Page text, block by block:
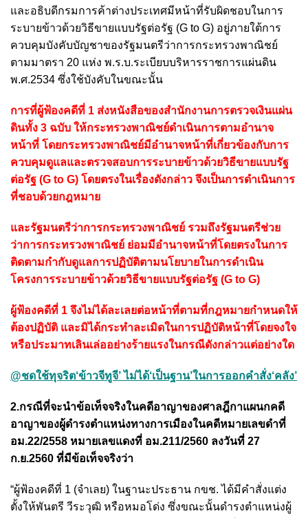
และอธิบดีกรมการค้าต่างประเทศมีหน้าที่รับผิดชอบในการ
ระบายข้าวด้วยวิธีขายแบบรัฐต่อรัฐ (G to G) อยู่ภายใต้การ
ควบคุมบังคับบัญชาของรัฐมนตรีว่าการกระทรวงพาณิชย์
ตามมาตรา 20 แห่ง พ.ร.บ.ระเบียบบริหารราชการแผ่นดิน
พ.ศ.2534 ซึ่งใช้บังคับในขณะนั้น
การที่ผู้ฟ้องคดีที่ 1 ส่งหนังสือของสำนักงานการตรวจเงินแผ่น
ดินทั้ง 3 ฉบับ ให้กระทรวงพาณิชย์ดำเนินการตามอำนาจ
หน้าที่ โดยกระทรวงพาณิชย์มีอำนาจหน้าที่เกี่ยวข้องกับการ
ควบคุมดูแลและตรวจสอบการระบายข้าวด้วยวิธีขายแบบรัฐ
ต่อรัฐ (G to G) โดยตรงในเรื่องดังกล่าว จึงเป็นการดำเนินการ
ที่ชอบด้วยกฎหมาย
และรัฐมนตรีว่าการกระทรวงพาณิชย์ รวมถึงรัฐมนตรีช่วย
ว่าการกระทรวงพาณิชย์ ย่อมมีอำนาจหน้าที่โดยตรงในการ
ติดตามกำกับดูแลการปฏิบัติตามนโยบายในการดำเนิน
โครงการระบายข้าวด้วยวิธีขายแบบรัฐต่อรัฐ (G to G)
ผู้ฟ้องคดีที่ 1 จึงไม่ได้ละเลยต่อหน้าที่ตามที่กฎหมายกําหนดให้
ต้องปฏิบัติ และมิได้กระทำละเมิดในการปฏิบัติหน้าที่โดยจงใจ
หรือประมาทเลินเล่ออย่างร้ายแรงในกรณีดังกล่าวแต่อย่างใด
@ชดใช้ทุจริต‘ข้าวจีทูจี’ ไม่ได้‘เป็นฐาน’ในการออกคำสั่ง‘คลัง’
2.กรณีที่จะนำข้อเท็จจริงในคดีอาญาของศาลฎีกาแผนกคดี
อาญาของผู้ดำรงตำแหน่งทางการเมืองในคดีหมายเลขดำที่
อม.22/2558 หมายเลขแดงที่ อม.211/2560 ลงวันที่ 27
ก.ย.2560 ที่มีข้อเท็จจริงว่า
“ผู้ฟ้องคดีที่ 1 (จําเลย) ในฐานะประธาน กขช. ได้มีคำสั่งแต่ง
ตั้งให้พันตรี วีระวุฒิ หรือหมอโด่ง ซึ่งขณะนั้นดำรงตำแหน่งผู้